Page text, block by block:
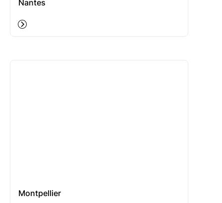
Nantes
Montpellier